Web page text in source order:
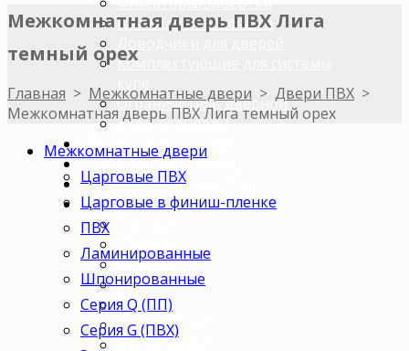
Цилиндры с ключами
Комплектующие для системы
Ограничитель дверной
Упор торцевой
Погонажные изделия
Строительные двери
ДВЕРИ ПО ПАРАМЕТРАМ
Двери по цветам
Бежевые
Венге
Орех
Беленый дуб
Коричневые
Межкомнатная дверь ПВХ Лига
темный орех
Главная > Межкомнатные двери > Двери ПВХ >
Межкомнатная дверь ПВХ Лига темный орех
Межкомнатные двери
Царговые ПВХ
Царговые в финиш-пленке
ПВХ
Ламинированные
Шпонированные
Серия Q (ПП)
Серия G (ПВХ)